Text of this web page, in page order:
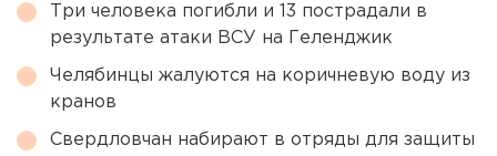
Три человека погибли и 13 пострадали в
результате атаки ВСУ на Геленджик
Челябинцы жалуются на коричневую воду из
кранов
Свердловчан набирают в отряды для защиты